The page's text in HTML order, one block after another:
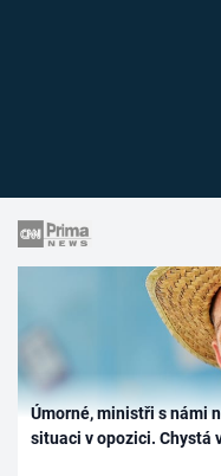
Úmorné, ministři s námi
situaci v opozici. Chystá